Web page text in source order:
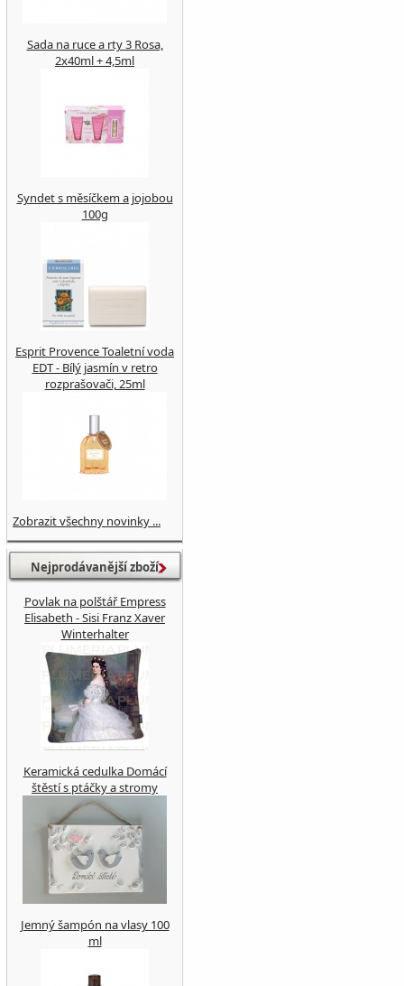
Sada na ruce a rty 3 Rosa,
2x40ml + 4,5ml
Syndet s měsíčkem a jojobou
100g
Esprit Provence Toaletní voda
EDT - Bílý jasmín v retro
rozprašovači, 25ml
Zobrazit všechny novinky ...
Nejprodávanější zboží
Povlak na polštář Empress
Elisabeth - Sisi Franz Xaver
Winterhalter
Keramická cedulka Domácí
štěstí s ptáčky a stromy
Jemný šampón na vlasy 100
ml